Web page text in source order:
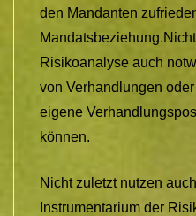
den Mandanten
Risikoanalyse auch
von Verhandlungen
eigene
können.
Nicht zuletzt nutzen
Instrumentarium der